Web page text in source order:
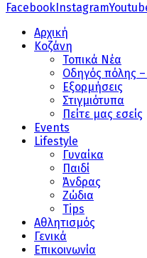
Facebook Instagram
Αρχική
Κοζάνη
Τοπικά Νέα
Οδηγός πόλης –
Εξορμήσεις
Στιγμιότυπα
Πείτε μας εσείς
Events
Lifestyle
Γυναίκα
Παιδί
Άνδρας
Ζώδια
Tips
Αθλητισμός
Γενικά
Επικοινωνία